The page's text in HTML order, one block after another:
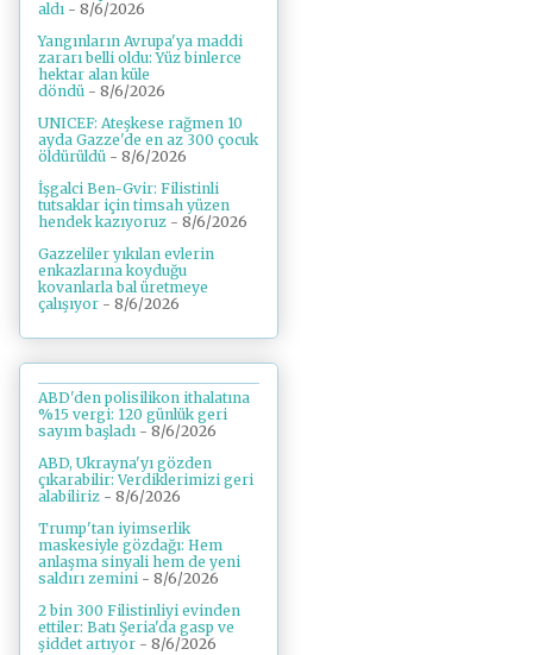
aldı - 8/6/2026
Yangınların Avrupa'ya maddi
zararı belli oldu: Yüz binlerce
hektar alan küle
döndü - 8/6/2026
UNICEF: Ateşkese rağmen 10
ayda Gazze'de en az 300 çocuk
öldürüldü - 8/6/2026
İşgalci Ben-Gvir: Filistinli
tutsaklar için timsah yüzen
hendek kazıyoruz - 8/6/2026
Gazzeliler yıkılan evlerin
enkazlarına koyduğu
kovanlarla bal üretmeye
çalışıyor - 8/6/2026
ABD'den polisilikon ithalatına
%15 vergi: 120 günlük geri
sayım başladı - 8/6/2026
ABD, Ukrayna'yı gözden
çıkarabilir: Verdiklerimizi geri
alabiliriz - 8/6/2026
Trump'tan iyimserlik
maskesiyle gözdağı: Hem
anlaşma sinyali hem de yeni
saldırı zemini - 8/6/2026
2 bin 300 Filistinliyi evinden
ettiler: Batı Şeria'da gasp ve
şiddet artıyor - 8/6/2026